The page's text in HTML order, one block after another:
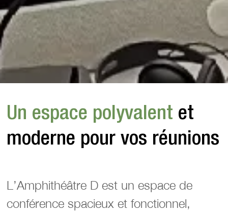
Un espace polyvalent et
moderne pour vos réunions
L’Amphithéâtre D est un espace de
conférence spacieux et fonctionnel,